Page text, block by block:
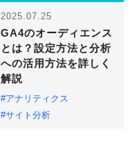
2025.07.25
GA4のオーディエンス
とは？設定方法と分析
への活用方法を詳しく
解説
#アナリティクス
#サイト分析